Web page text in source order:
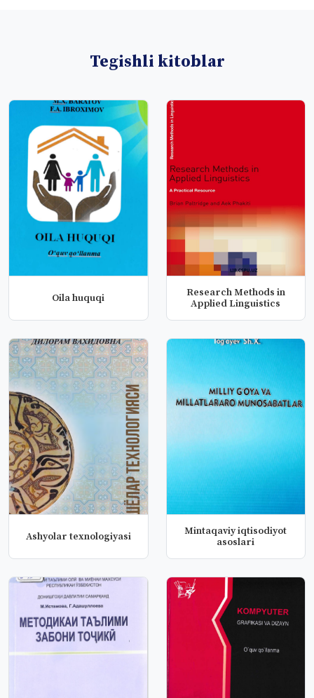
Tegishli kitoblar
Oila huquqi
Research Methods in
Applied Linguistics
Ashyolar texnologiyasi
Mintaqaviy iqtisodiyot
asoslari